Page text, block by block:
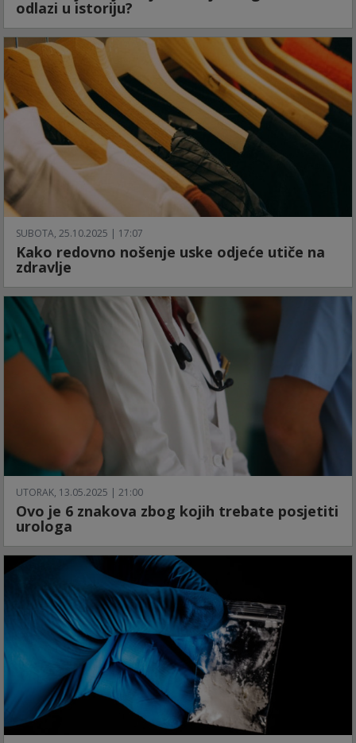
odlazi u istoriju?
SUBOTA, 25.10.2025 | 17:07
Kako redovno nošenje uske odjeće utiče na
zdravlje
UTORAK, 13.05.2025 | 21:00
Ovo je 6 znakova zbog kojih trebate posjetiti
urologa